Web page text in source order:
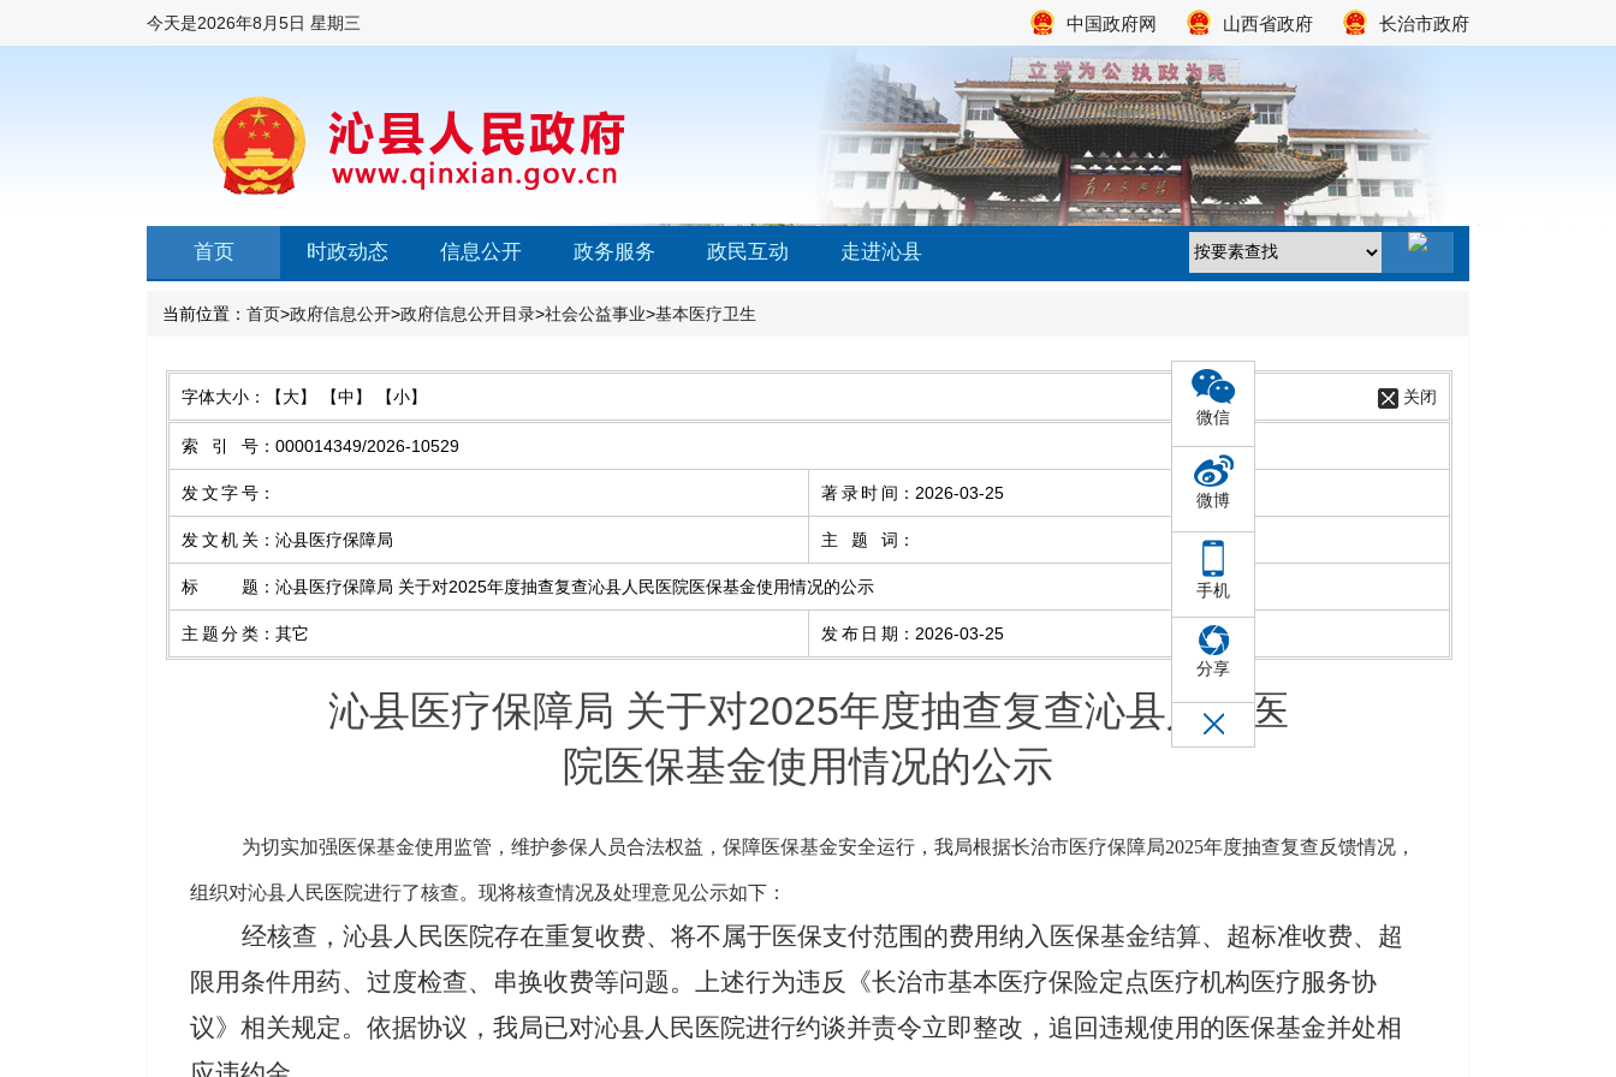
微信
微博
手机
分享
今天是2026年8月5日 星期三 中国政府网 山西省政府 长治市政府
首页 时政动态 信息公开 政务服务 政民互动 走进沁县
当前位置： 首页>政府信息公开>政府信息公开目录>社会公益事业>基本医疗卫生
字体大小： 【大】 【中】 【小】 关闭
索引号 ： 000014349/2026-10529
发文字号 ： 著录时间 ： 2026-03-25
发文机关 ： 沁县医疗保障局 主题词 ：
标题 ： 沁县医疗保障局 关于对2025年度抽查复查沁县人民医院医保基金使用情况的公示
主题分类 ： 其它 发布日期 ： 2026-03-25
沁县医疗保障局 关于对2025年度抽查复查沁县人民医
院医保基金使用情况的公示
为切实加强医保基金使用监管，维护参保人员合法权益，保障医保基金安全运行，我局根据长治市医疗保障局2025年度抽查复查反馈情况，
组织对沁县人民医院进行了核查。现将核查情况及处理意见公示如下：
经核查，沁县人民医院存在重复收费、将不属于医保支付范围的费用纳入医保基金结算、超标准收费、超
限用条件用药、过度检查、串换收费等问题。上述行为违反《长治市基本医疗保险定点医疗机构医疗服务协
议》相关规定。依据协议，我局已对沁县人民医院进行约谈并责令立即整改，追回违规使用的医保基金并处相